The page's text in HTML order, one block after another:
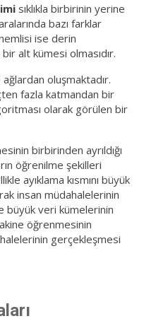
sıklıkla birbirinin yerine
bazı farklar
ise derin
alt kümesi olmasıdır.
oluşmaktadır.
fazla katmandan bir
olarak görülen bir
birbirinden ayrıldığı
öğrenilme şekilleri
ayıklama kısmını büyük
insan müdahalelerinin
büyük veri kümelerinin
öğrenmesinin
gerçekleşmesi